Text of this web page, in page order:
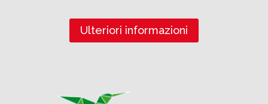
Ulteriori informazioni